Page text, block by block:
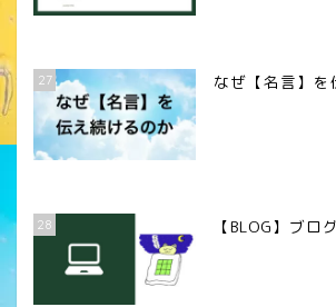
27 なぜ【名言】を
28 【BLOG】ブロ